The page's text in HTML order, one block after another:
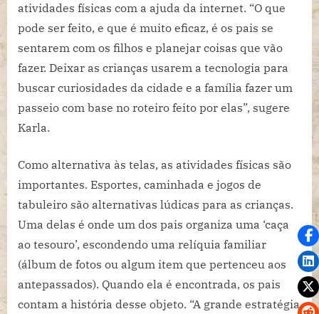
atividades físicas com a ajuda da internet. “O que
pode ser feito, e que é muito eficaz, é os pais se
sentarem com os filhos e planejar coisas que vão
fazer. Deixar as crianças usarem a tecnologia para
buscar curiosidades da cidade e a família fazer um
passeio com base no roteiro feito por elas”, sugere
Karla.
Como alternativa às telas, as atividades físicas são
importantes. Esportes, caminhada e jogos de
tabuleiro são alternativas lúdicas para as crianças.
Uma delas é onde um dos pais organiza uma ‘caça
ao tesouro’, escondendo uma relíquia familiar
(álbum de fotos ou algum item que pertenceu aos
antepassados). Quando ela é encontrada, os pais
contam a história desse objeto. “A grande estratégia